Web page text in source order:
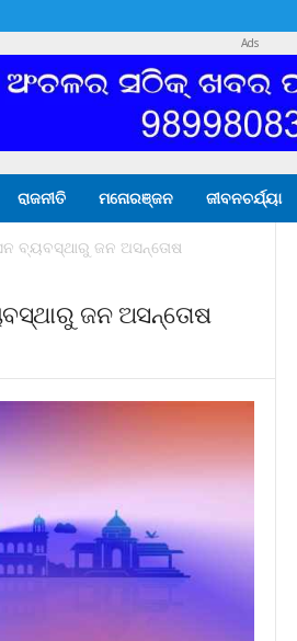
Ads
ରାଜନୀତି ମନୋରଞ୍ଜନ ଜୀବନଚର୍ଯ୍ୟା
ବ୍ୟବସ୍ଥାରୁ ଜନ ଅସନ୍ତୋଷ
ଜନ ଅସନ୍ତୋଷ